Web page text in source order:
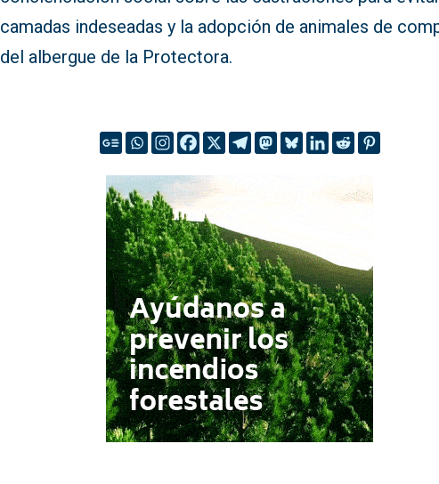
camadas indeseadas y la adopción de animales de
del albergue de la Protectora.